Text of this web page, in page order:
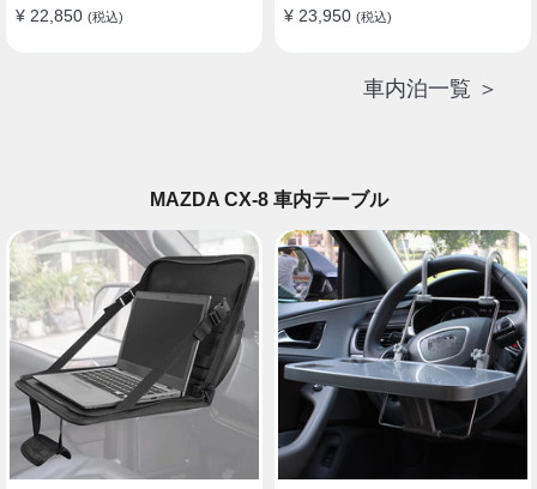
¥ 22,850 (税込)
¥ 23,950 (税込)
車内泊一覧 ＞
MAZDA CX-8 車内テーブル